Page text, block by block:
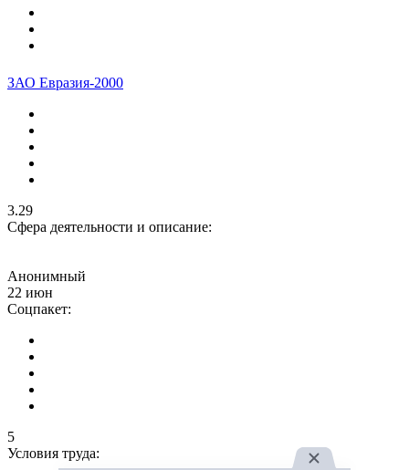
ЗАО Евразия-2000
3.29
Сфера деятельности и описание:
Анонимный
22 июн
Соцпакет:
5
Условия труда: